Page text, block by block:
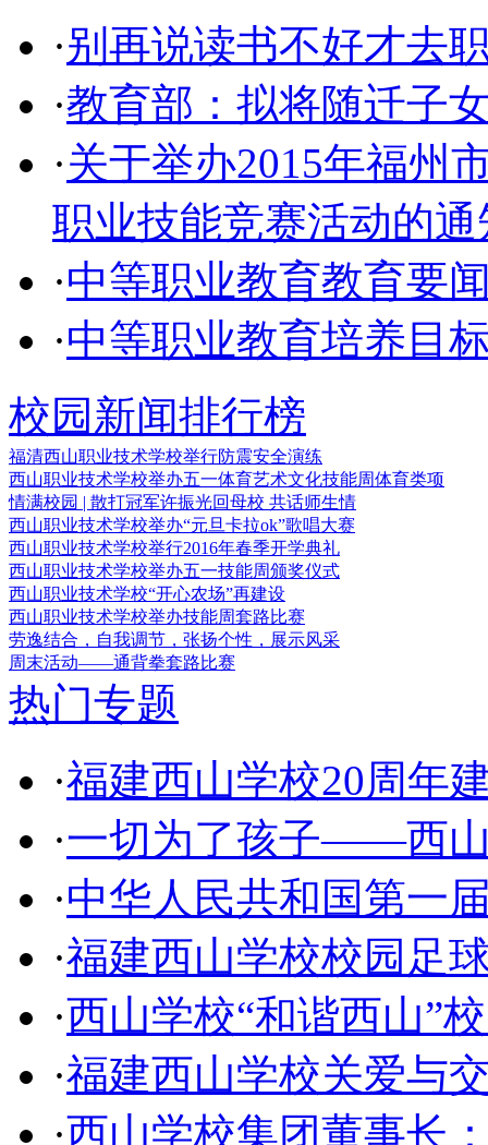
·别再说读书不好才去
·教育部：拟将随迁子
·关于举办2015年福州
职业技能竞赛活动的通
·中等职业教育教育要
·中等职业教育培养目
校园新闻排行榜
福清西山职业技术学校举行防震安全演练
西山职业技术学校举办五一体育艺术文化技能周体育类项
情满校园 | 散打冠军许振光回母校 共话师生情
西山职业技术学校举办“元旦卡拉ok”歌唱大赛
西山职业技术学校举行2016年春季开学典礼
西山职业技术学校举办五一技能周颁奖仪式
西山职业技术学校“开心农场”再建设
西山职业技术学校举办技能周套路比赛
劳逸结合，自我调节，张扬个性，展示风采
周末活动——通背拳套路比赛
热门专题
·福建西山学校20周年
·一切为了孩子——西
·中华人民共和国第一
·福建西山学校校园足
·西山学校“和谐西山”
·福建西山学校关爱与
·西山学校集团董事长